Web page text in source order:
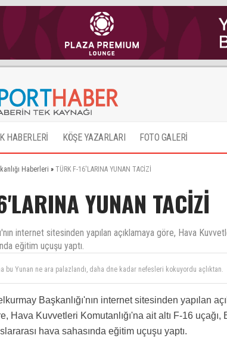
HABERLERİ KÖŞE YAZARLARI FOTO GALERİ
Haberleri » TÜRK F-16'LARINA YUNAN TACİZİ
YUNAN TACİZİ
internet sitesinden yapılan açıklamaya göre, Hava
eğitim uçuşu yaptı.
komşu bi yerlerden para bulup jet yakıtı almış! :-)
üssüne Türk sınırını koruyacak Türk Filosu???? Way way way analar
bu tacizler boşuna yapılmıyor, THY'ye ilerde kaptan veya F/O olmak için
en çok aranan kriterlerdir ..Yabancı hayranı THY ..
yunanlılardan koruyabilecek 2 hava üssü var zaten. Fakat suriye
8 adet hava devriyesi atarak bu iş olmaz. Vurucu gücü olan kalıcı
Başkanlığı'nın internet sitesinden yapılan
Hava Kuvvetleri Komutanlığı'na ait altı F-16 uçağı,
hava sahasında eğitim uçuşu yaptı.